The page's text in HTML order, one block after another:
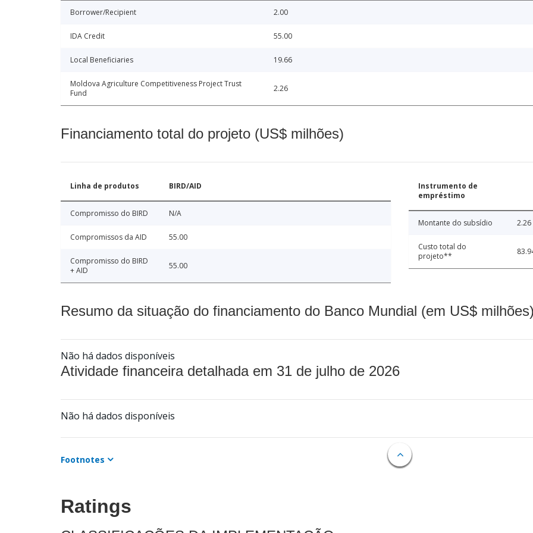
Borrower/Recipient 2.00
IDA Credit 55.00
Local Beneficiaries 19.66
Moldova Agriculture Competitiveness Project Trust
Fund
2.26
Financiamento total do projeto (US$ milhões)
Linha de produtos BIRD/AID
Compromisso do BIRD N/A
Compromissos da AID 55.00
Compromisso do BIRD
+ AID
55.00
Instrumento de
empréstimo
Montante do subsídio 2.26
Custo total do
projeto**
Resumo da situação do financiamento do Banco Mundial (em US$
Não há dados disponíveis
Atividade financeira detalhada em 31 de julho de 2026
Não há dados disponíveis
Footnotes
Ratings